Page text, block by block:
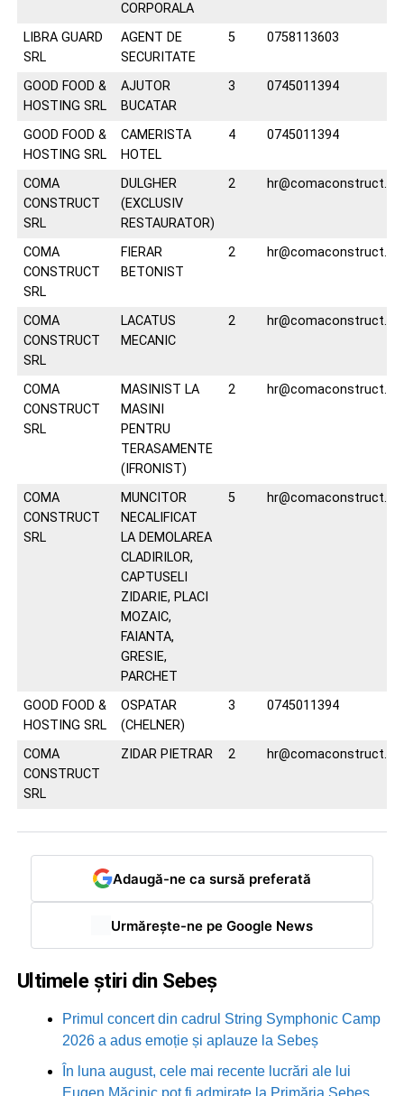
CORPORALA
LIBRA GUARD
SRL
AGENT DE
SECURITATE
5 0758113603
GOOD FOOD &
HOSTING SRL
AJUTOR
BUCATAR
3 0745011394
GOOD FOOD &
HOSTING SRL
CAMERISTA
HOTEL
4 0745011394
COMA
CONSTRUCT
SRL
DULGHER
(EXCLUSIV
RESTAURATOR)
2 hr@comaconstruct.ro
COMA
CONSTRUCT
SRL
FIERAR
BETONIST
2 hr@comaconstruct.ro
COMA
CONSTRUCT
SRL
LACATUS
MECANIC
2 hr@comaconstruct.ro
COMA
CONSTRUCT
SRL
MASINIST LA
MASINI
PENTRU
TERASAMENTE
(IFRONIST)
2 hr@comaconstruct.ro
COMA
CONSTRUCT
SRL
MUNCITOR
NECALIFICAT
LA DEMOLAREA
CLADIRILOR,
CAPTUSELI
ZIDARIE, PLACI
MOZAIC,
FAIANTA,
GRESIE,
PARCHET
5 hr@comaconstruct.ro
GOOD FOOD &
HOSTING SRL
OSPATAR
(CHELNER)
3 0745011394
COMA
CONSTRUCT
SRL
ZIDAR PIETRAR 2 hr@comaconstruct.ro
Adaugă-ne ca sursă preferată
Urmărește-ne pe Google News
Ultimele știri din Sebeș
Primul concert din cadrul String Symphonic Camp
2026 a adus emoție și aplauze la Sebeș
În luna august, cele mai recente lucrări ale lui
Eugen Măcinic pot fi admirate la Primăria Sebeș